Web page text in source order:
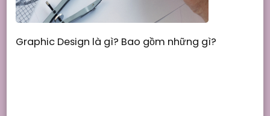
Graphic Design là gì? Bao gồm những gì?